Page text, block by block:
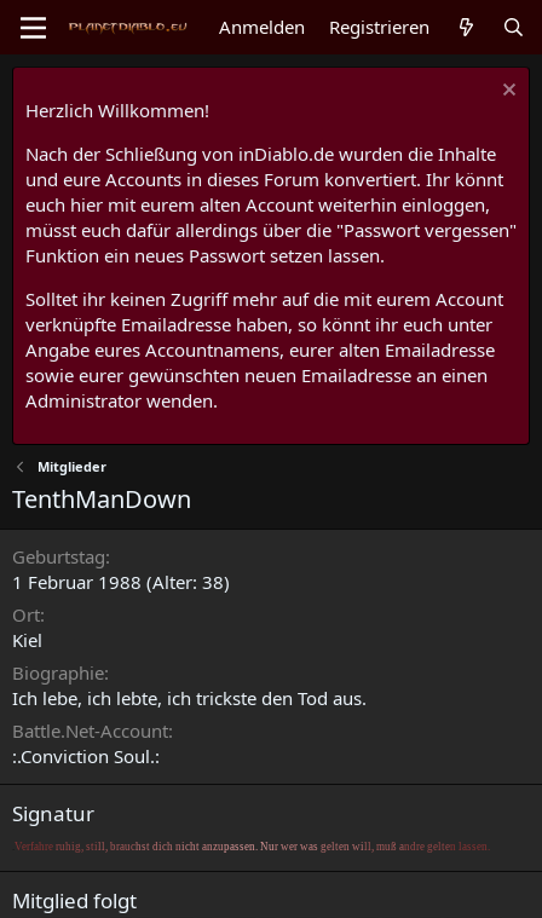
Anmelden Registrieren
Herzlich Willkommen!
Nach der Schließung von inDiablo.de wurden die Inhalte
und eure Accounts in dieses Forum konvertiert. Ihr könnt
euch hier mit eurem alten Account weiterhin einloggen,
müsst euch dafür allerdings über die "Passwort vergessen"
Funktion ein neues Passwort setzen lassen.
Solltet ihr keinen Zugriff mehr auf die mit eurem Account
verknüpfte Emailadresse haben, so könnt ihr euch unter
Angabe eures Accountnamens, eurer alten Emailadresse
sowie eurer gewünschten neuen Emailadresse an einen
Administrator wenden.
Mitglieder
TenthManDown
Geburtstag
1 Februar 1988 (Alter: 38)
Ort
Kiel
Biographie
Ich lebe, ich lebte, ich trickste den Tod aus.
Battle.Net-Account
:.Conviction Soul.:
Signatur
Verfahre ruhig, still, brauchst dich nicht anzupassen. Nur wer was gelten will, muß andre gelten lassen.
Mitglied folgt